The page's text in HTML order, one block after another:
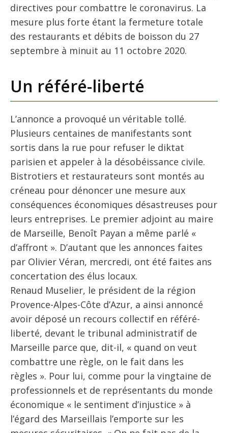
directives pour combattre le coronavirus. La
mesure plus forte étant la fermeture totale
des restaurants et débits de boisson du 27
septembre à minuit au 11 octobre 2020.
Un référé-liberté
L’annonce a provoqué un véritable tollé.
Plusieurs centaines de manifestants sont
sortis dans la rue pour refuser le diktat
parisien et appeler à la désobéissance civile.
Bistrotiers et restaurateurs sont montés au
créneau pour dénoncer une mesure aux
conséquences économiques désastreuses pour
leurs entreprises. Le premier adjoint au maire
de Marseille, Benoît Payan a même parlé «
d’affront ». D’autant que les annonces faites
par Olivier Véran, mercredi, ont été faites ans
concertation des élus locaux.
Renaud Muselier, le président de la région
Provence-Alpes-Côte d’Azur, a ainsi annoncé
avoir déposé un recours collectif en référé-
liberté, devant le tribunal administratif de
Marseille parce que, dit-il, « quand on veut
combattre une règle, on le fait dans les
règles ». Pour lui, comme pour la vingtaine de
professionnels et de représentants du monde
économique « le sentiment d’injustice » à
l’égard des Marseillais l’emporte sur les